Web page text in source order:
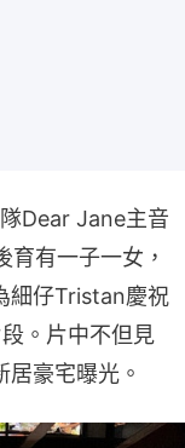
Dear Jane主音
有一子一女，
細仔Tristan慶祝
。片中不但見
豪宅曝光。